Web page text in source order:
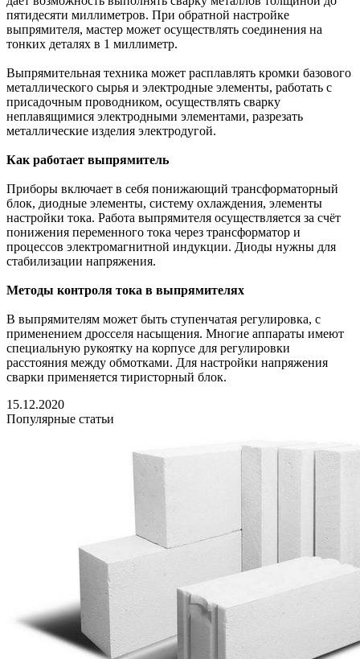
пятидесяти миллиметров. При обратной настройке
выпрямителя, мастер может осуществлять соединения на
тонких деталях в 1 миллиметр.
Выпрямительная техника может расплавлять кромки базового
металлического сырья и электродные элементы, работать с
присадочным проводником, осуществлять сварку
неплавящимися электродными элементами, разрезать
металлические изделия электродугой.
Как работает выпрямитель
Приборы включает в себя понижающий трансформаторный
блок, диодные элементы, систему охлаждения, элементы
настройки тока. Работа выпрямителя осуществляется за счёт
понижения переменного тока через трансформатор и
процессов электромагнитной индукции. Диоды нужны для
стабилизации напряжения.
Методы контроля тока в выпрямителях
В выпрямителям может быть ступенчатая регулировка, с
применением дросселя насыщения. Многие аппараты имеют
специальную рукоятку на корпусе для регулировки
расстояния между обмотками. Для настройки напряжения
сварки применяется тиристорный блок.
15.12.2020
Популярные статьи